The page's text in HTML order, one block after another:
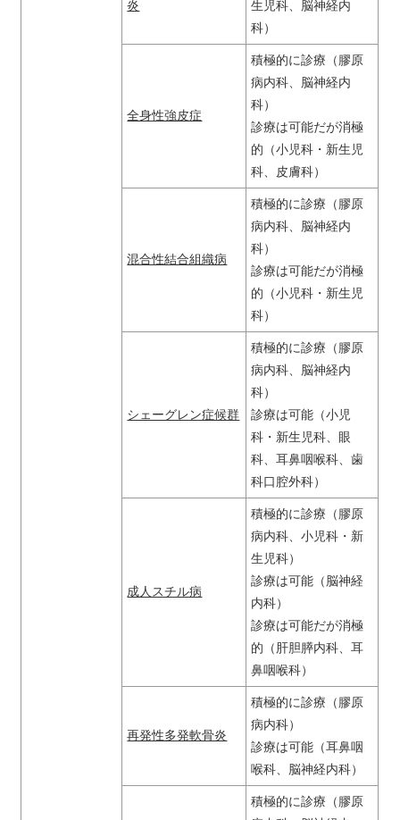
炎
生児科、脳神経内
科）
全身性強皮症
積極的に診療（膠原
病内科、脳神経内
科）
診療は可能だが消極
的（小児科・新生児
科、皮膚科）
混合性結合組織病
積極的に診療（膠原
病内科、脳神経内
科）
診療は可能だが消極
的（小児科・新生児
科）
シェーグレン症候群
積極的に診療（膠原
病内科、脳神経内
科）
診療は可能（小児
科・新生児科、眼
科、耳鼻咽喉科、歯
科口腔外科）
成人スチル病
積極的に診療（膠原
病内科、小児科・新
生児科）
診療は可能（脳神経
内科）
診療は可能だが消極
的（肝胆膵内科、耳
鼻咽喉科）
再発性多発軟骨炎
積極的に診療（膠原
病内科）
診療は可能（耳鼻咽
喉科、脳神経内科）
積極的に診療（膠原